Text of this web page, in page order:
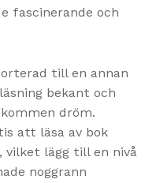
fascinerande och
till en annan
bekant och
dröm.
att läsa av bok
vilket lägg till en nivå
noggrann